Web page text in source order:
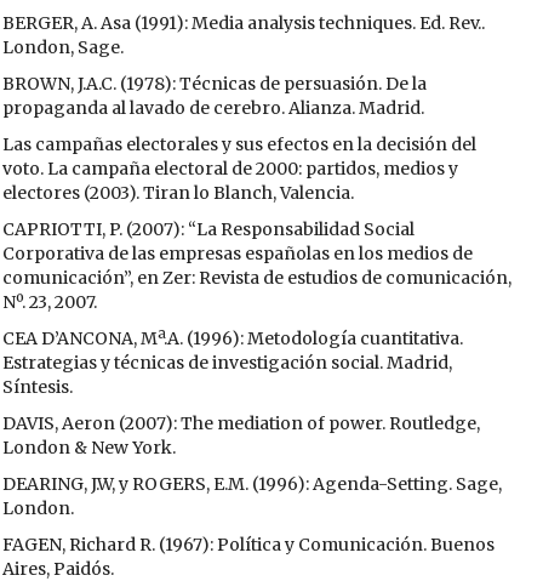
BERGER, A. Asa (1991): Media analysis techniques. Ed. Rev..
London, Sage.
BROWN, J.A.C. (1978): Técnicas de persuasión. De la
propaganda al lavado de cerebro. Alianza. Madrid.
Las campañas electorales y sus efectos en la decisión del
voto. La campaña electoral de 2000: partidos, medios y
electores (2003). Tiran lo Blanch, Valencia.
CAPRIOTTI, P. (2007): “La Responsabilidad Social
Corporativa de las empresas españolas en los medios de
comunicación”, en Zer: Revista de estudios de comunicación,
Nº. 23, 2007.
CEA D’ANCONA, Mª.A. (1996): Metodología cuantitativa.
Estrategias y técnicas de investigación social. Madrid,
Síntesis.
DAVIS, Aeron (2007): The mediation of power. Routledge,
London & New York.
DEARING, J.W, y ROGERS, E.M. (1996): Agenda-Setting. Sage,
London.
FAGEN, Richard R. (1967): Política y Comunicación. Buenos
Aires, Paidós.